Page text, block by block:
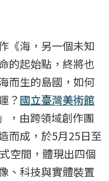
《海，另一個未知
的起始點，終將也
而生的島國，如何
？國立臺灣美術館
，由跨領域創作團
而成，於5月25日至
空間，體現出四個
、科技與實體裝置